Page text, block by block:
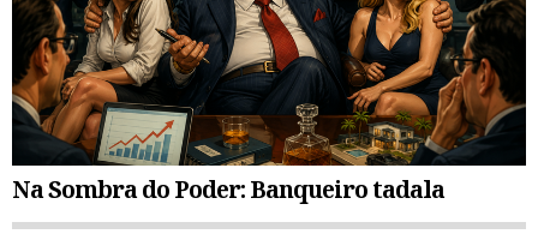
Na Sombra do Poder: Banqueiro tadala